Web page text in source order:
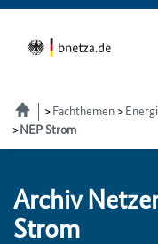
Fachthemen
NEP Strom
Ar­chiv
Strom